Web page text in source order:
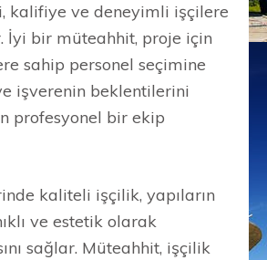
kalifiye ve deneyimli işçilere
İyi bir müteahhit, proje için
sahip personel seçimine
işverenin beklentilerini
profesyonel bir ekip
kaliteli işçilik, yapıların
ve estetik olarak
sağlar. Müteahhit, işçilik